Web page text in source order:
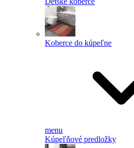
Koberce do kúpeľne
menu
Kúpeľňové predložky